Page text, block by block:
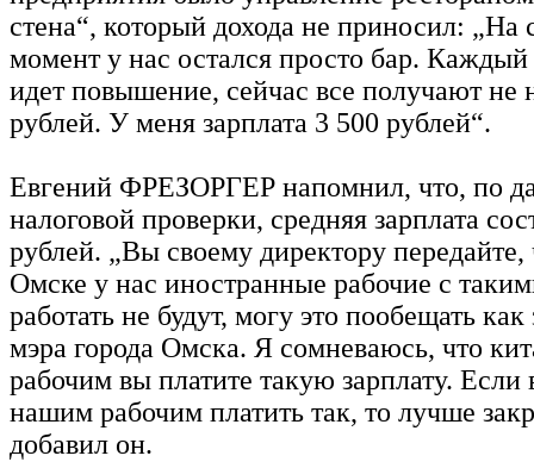
стена“, который дохода не приносил: „На
момент у нас остался просто бар. Каждый
идет повышение, сейчас все получают не
рублей. У меня зарплата 3 500 рублей“.
Евгений ФРЕЗОРГЕР напомнил, что, по
налоговой проверки, средняя зарплата
рублей. „Вы своему директору передайте,
Омске у нас иностранные рабочие с
работать не будут, могу это пообещать как
мэра города Омска. Я сомневаюсь, что
рабочим вы платите такую зарплату. Если
нашим рабочим платить так, то лучше
добавил он.